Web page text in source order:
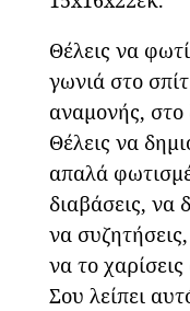
Θέλεις να
γωνιά στο
αναμονής, στο
Θέλεις να
απαλά
διαβάσεις, να
να
να το
Σου λείπει